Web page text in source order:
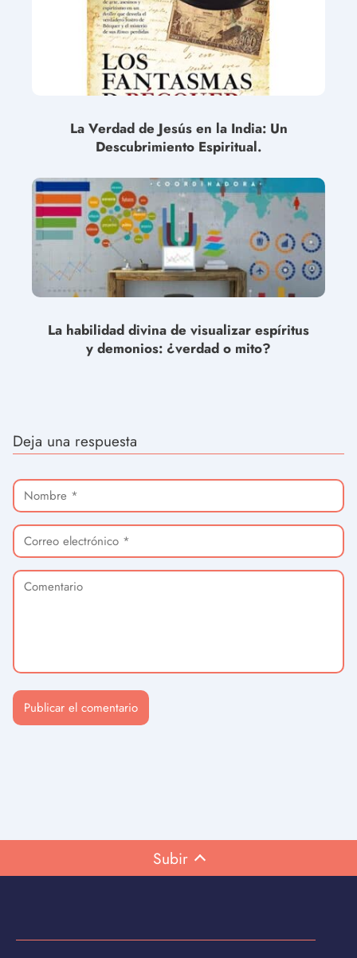
La Verdad de Jesús en la India: Un
Descubrimiento Espiritual.
La habilidad divina de visualizar espíritus
y demonios: ¿verdad o mito?
Deja una respuesta
Subir